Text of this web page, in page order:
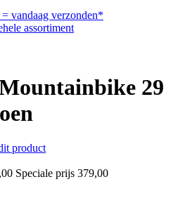
vandaag verzonden*
assortiment
29
product
Speciale prijs 379,00